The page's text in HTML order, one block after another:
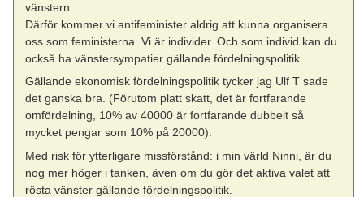
vänstern.
Därför kommer vi antifeminister aldrig att kunna organisera
oss som feministerna. Vi är individer. Och som individ kan du
också ha vänstersympatier gällande fördelningspolitik.
Gällande ekonomisk fördelningspolitik tycker jag Ulf T sade
det ganska bra. (Förutom platt skatt, det är fortfarande
omfördelning, 10% av 40000 är fortfarande dubbelt så
mycket pengar som 10% på 20000).
Med risk för ytterligare missförstånd: i min värld Ninni, är du
nog mer höger i tanken, även om du gör det aktiva valet att
rösta vänster gällande fördelningspolitik.